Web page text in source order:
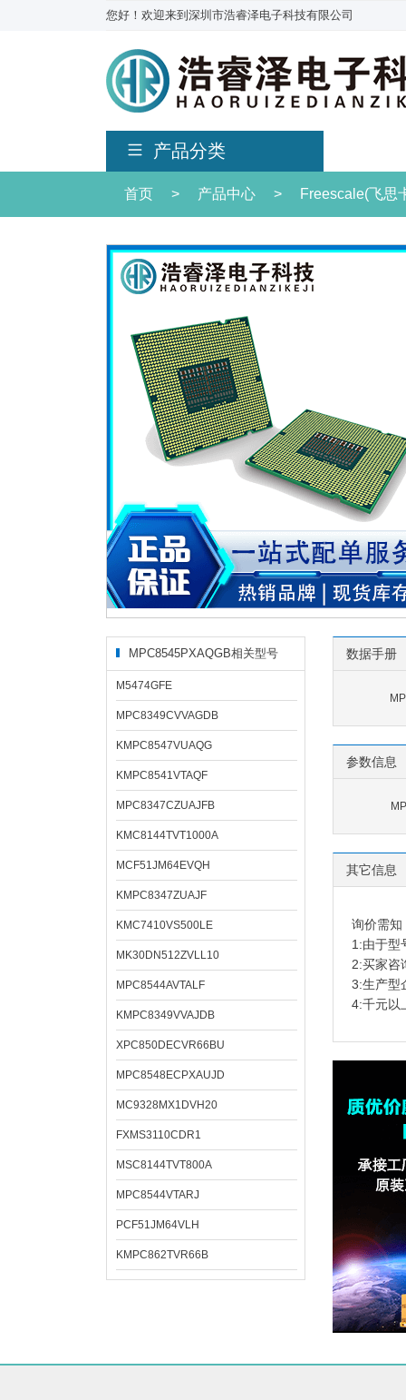
您好！欢迎来到深圳市浩睿泽电子科技有限公司
产品分类
首页 > 产品中心 > Freescale(飞思
MPC8545PXAQGB相关型号
M5474GFE
MPC8349CVVAGDB
KMPC8547VUAQG
KMPC8541VTAQF
MPC8347CZUAJFB
KMC8144TVT1000A
MCF51JM64EVQH
KMPC8347ZUAJF
KMC7410VS500LE
MK30DN512ZVLL10
MPC8544AVTALF
KMPC8349VVAJDB
XPC850DECVR66BU
MPC8548ECPXAUJD
MC9328MX1DVH20
FXMS3110CDR1
MSC8144TVT800A
MPC8544VTARJ
PCF51JM64VLH
KMPC862TVR66B
数据手册
参数信息
其它信息
询价需知
1:由于型
2:买家咨
3:生产型
4:千元以